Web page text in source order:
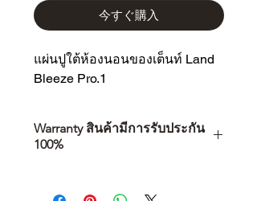
今すぐ購入
แผ่นปูใต้ห้องนอนของเต็นท์ Land
Bleeze Pro.1
Warranty สินค้ามีการรับประกัน
100%
คุณตัดสินใจซื้อ แต่รวมไปถึง